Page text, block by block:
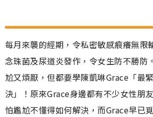
每月來襲的經期，令私密敏感痕癢無限
念珠菌及尿道炎發作，令女生防不勝防
尬又煩厭，但都要學陳凱琳Grace「最
決」！原來Grace身邊都有不少女性朋
怕尷尬不懂得如何解決，而Grace早已